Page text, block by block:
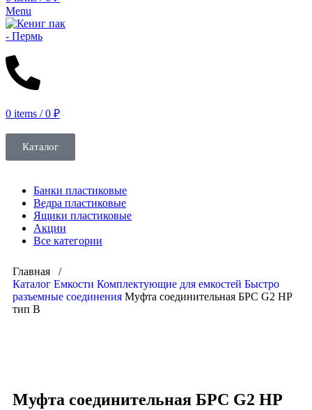
Menu
0 items / 0 ₽
Каталог
Банки пластиковые
Ведра пластиковые
Ящики пластиковые
Акции
Все категории
Главная /
Каталог Емкости Комплектующие для емкостей Быстро
разъемные соединения Муфта соединительная БРС G2 НР
тип B
Муфта соединительная БРС G2 НР